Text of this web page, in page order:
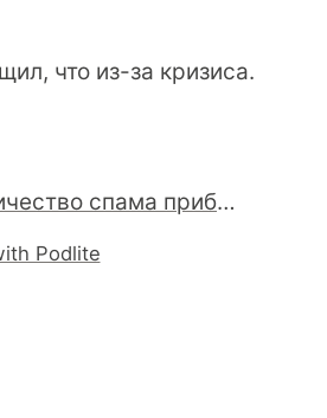
что из-за кризиса.
Количество спама приближается к докризисному состоянию : 2069 МБ (27 %) из 7546 МБ. Хочется связать с ростом цен на нефть ...
Podlite